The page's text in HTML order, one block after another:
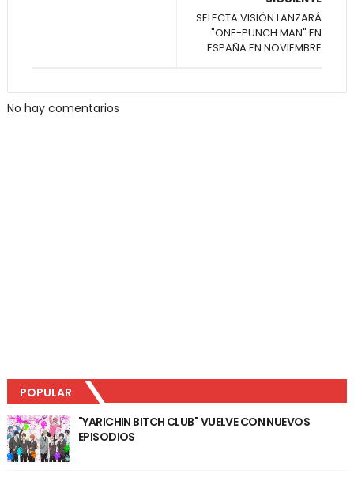
SELECTA VISIÓN LANZARÁ
"ONE-PUNCH MAN" EN
ESPAÑA EN NOVIEMBRE
No hay comentarios
POPULAR
"YARICHIN BITCH CLUB" VUELVE CON NUEVOS
EPISODIOS